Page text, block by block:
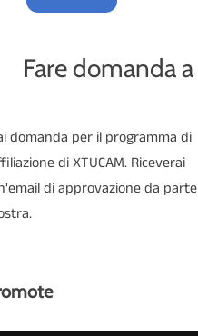
Fare domanda a
domanda per il programma di
di XTUCAM. Riceverai
di approvazione da parte